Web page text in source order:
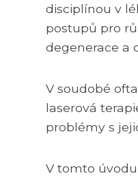
disciplínou v
postupů pro
degenerace a
V soudobé
laserová
problémy s
V tomto